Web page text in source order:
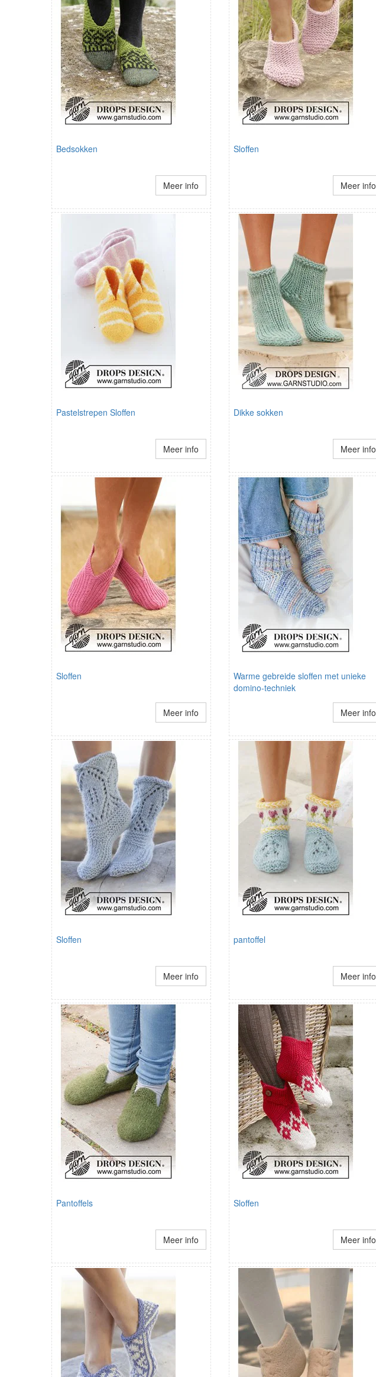
Bedsokken
Meer info
Sloffen
Meer info
Pastelstrepen Sloffen
Meer info
Dikke sokken
Meer info
Sloffen
Meer info
Warme gebreide sloffen met unieke
domino-techniek
Meer info
Sloffen
Meer info
pantoffel
Meer info
Pantoffels
Meer info
Sloffen
Meer info